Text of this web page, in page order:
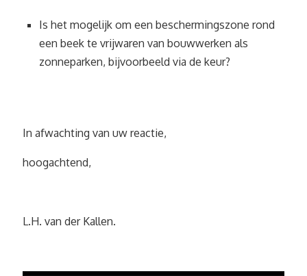
Is het mogelijk om een beschermingszone rond
een beek te vrijwaren van bouwwerken als
zonneparken, bijvoorbeeld via de keur?
In afwachting van uw reactie,
hoogachtend,
L.H. van der Kallen.